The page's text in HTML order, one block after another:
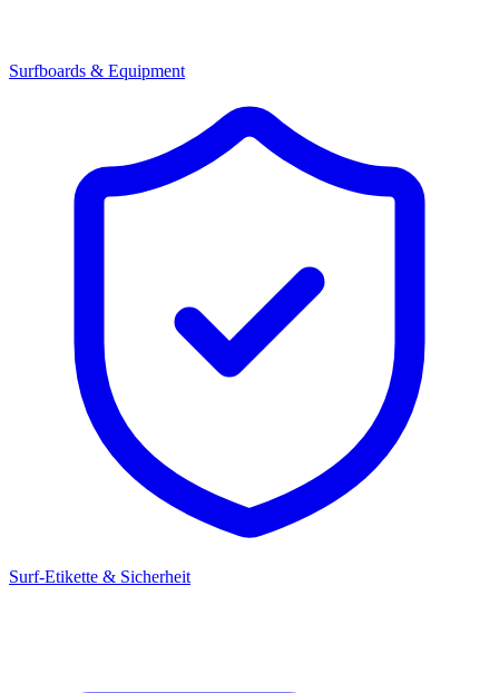
Surfboards & Equipment
Surf-Etikette & Sicherheit